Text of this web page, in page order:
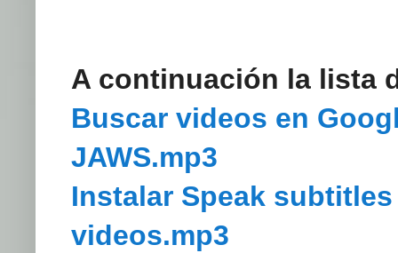
A continuación la lista
Buscar videos en
JAWS.mp3
Instalar Speak
videos.mp3